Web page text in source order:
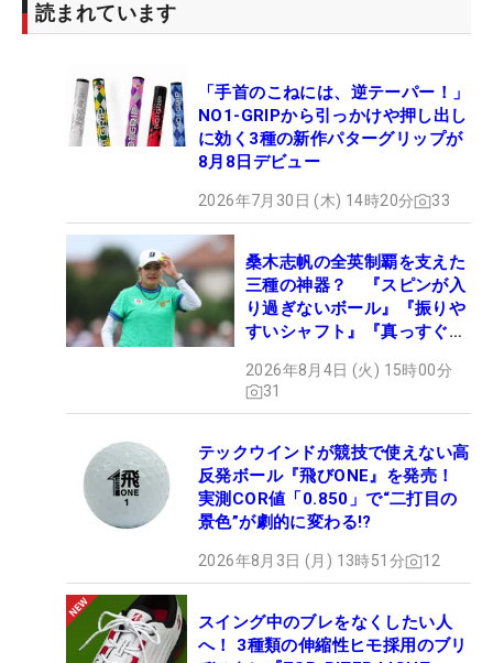
読まれています
「手首のこねには、逆テーパー！」
NO1-GRIPから引っかけや押し出し
に効く3種の新作パターグリップが
8月8日デビュー
2026年7月30日 (木) 14時20分 33
桑木志帆の全英制覇を支えた
三種の神器？ 『スピンが入
り過ぎないボール』『振りや
すいシャフト』『真っすぐ飛
セッティング
2026年8月4日 (火) 15時00分
31
テックウインドが競技で使えない高
反発ボール『飛びONE』を発売！
実測COR値「0.850」で“二打目の
景色”が劇的に変わる!?
2026年8月3日 (月) 13時51分 12
スイング中のブレをなくしたい人
へ！ 3種類の伸縮性ヒモ採用のブリ